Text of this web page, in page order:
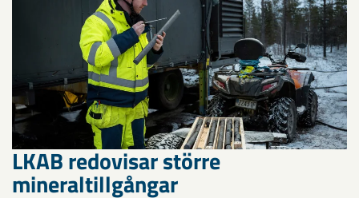
LKAB redovisar större
mineraltillgångar